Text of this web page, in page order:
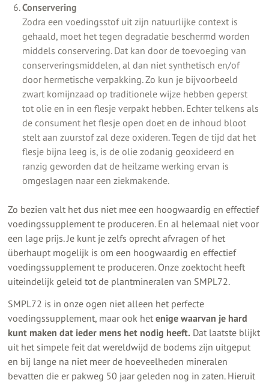
Conservering
Zodra een voedingsstof uit zijn natuurlijke context is
gehaald, moet het tegen degradatie beschermd worden
middels conservering. Dat kan door de toevoeging van
conserveringsmiddelen, al dan niet synthetisch en/of
door hermetische verpakking. Zo kun je bijvoorbeeld
zwart komijnzaad op traditionele wijze hebben geperst
tot olie en in een flesje verpakt hebben. Echter telkens als
de consument het flesje open doet en de inhoud bloot
stelt aan zuurstof zal deze oxideren. Tegen de tijd dat het
flesje bijna leeg is, is de olie zodanig geoxideerd en
ranzig geworden dat de heilzame werking ervan is
omgeslagen naar een ziekmakende.
Zo bezien valt het dus niet mee een hoogwaardig en effectief
voedingssupplement te produceren. En al helemaal niet voor
een lage prijs. Je kunt je zelfs oprecht afvragen of het
überhaupt mogelijk is om een hoogwaardig en effectief
voedingssupplement te produceren. Onze zoektocht heeft
uiteindelijk geleid tot de plantmineralen van SMPL72.
SMPL72 is in onze ogen niet alleen het perfecte
voedingssupplement, maar ook hetenige waarvan je hard
kunt maken dat ieder mens het nodig heeft. Dat laatste blijkt
uit het simpele feit dat wereldwijd de bodems zijn uitgeput
en bij lange na niet meer de hoeveelheden mineralen
bevatten die er pakweg 50 jaar geleden nog in zaten. Hieruit